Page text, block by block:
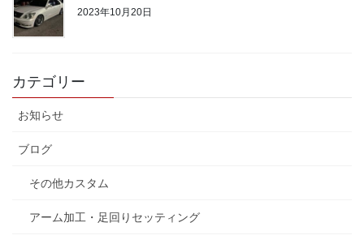
2023年10月20日
カテゴリー
お知らせ
ブログ
その他カスタム
アーム加工・足回りセッティング